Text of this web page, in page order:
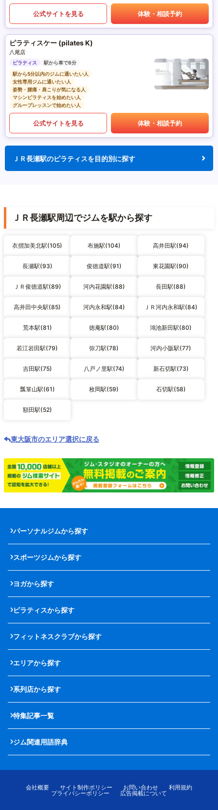
公式サイトを見る 体験・相談予約
ピラティスケー (pilates K)
八尾店
ピラティス
駅から車で8分
駅から5分以内のジムに通いたい人
女性専用ジムに通いたい人
姿勢・腰痛・肩こりが気になる人
マシンピラティスを始めたい人
グループレッスンで始めたい人
公式サイトを見る 体験・相談予約
ＪＲ長瀬駅のピラティスを目的別に探す
ＪＲ長瀬駅周辺でジムを駅から探す
衣摺加美北駅(105) 布施駅(104) 高井田駅(94)
長瀬駅(93) 俊徳道駅(91) 東花園駅(90)
ＪＲ俊徳道駅(89) 河内花園駅(88) 長田駅(88)
高井田中央駅(85) 河内永和駅(84) ＪＲ河内永和駅(84)
荒本駅(81) 徳庵駅(80) 鴻池新田駅(80)
若江岩田駅(79) 弥刀駅(78) 河内小阪駅(77)
吉田駅(75) 八戸ノ里駅(74) 新石切駅(73)
瓢箪山駅(61) 枚岡駅(59) 石切駅(58)
額田駅(52)
東大阪市のエリア選択に戻る
パーソナルジムから探す
スポーツジムから探す
ヨガから探す
ピラティスから探す
フィットネスクラブから探す
エリアから探す
系列店から探す
特集記事一覧
ジム関連用語辞典
会社概要 サイト制作ポリシー お問い合わせ
利用規約
プライバシーポリシー
広告掲載について